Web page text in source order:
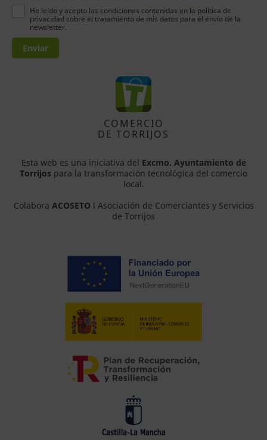
He leído y acepto las condiciones contenidas en la política de
privacidad sobre el tratamiento de mis datos para el envío de la
newsletter.
Enviar
COMERCIO
DE TORRIJOS
Esta web es una iniciativa del Excmo. Ayuntamiento de
Torrijos para la transformación tecnológica del comercio
local.
Colabora ACOSETO l Asociación de Comerciantes y Servicios
de Torrijos